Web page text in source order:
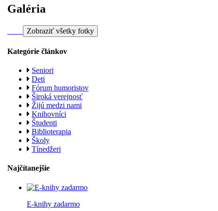
Galéria
Zobraziť všetky fotky
Kategórie článkov
Seniori
Deti
Fórum humoristov
Široká verejnosť
Žijú medzi nami
Knihovníci
Študenti
Biblioterapia
Školy
Tínedžeri
Najčítanejšie
E-knihy zadarmo